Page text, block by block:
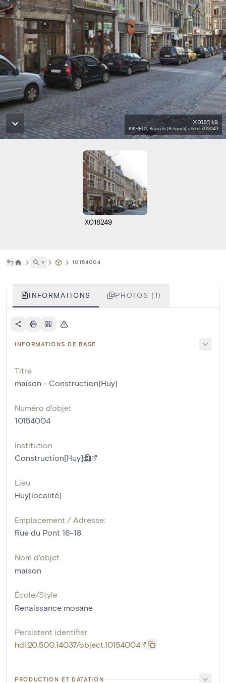
X018249
KIK-IRPA, Brussels (Belgium), cliché X018249
X018249
˅ 10154004
INFORMATIONS PHOTOS (1)
INFORMATIONS DE BASE
Titre
maison - Construction[Huy]
Numéro d'objet
10154004
Institution
Construction[Huy]
Lieu
Huy[localité]
Emplacement / Adresse:
Rue du Pont 16-18
Nom d'objet
maison
École/Style
Renaissance mosane
Persistent identifier
hdl:20.500.14037/object.10154004
PRODUCTION ET DATATION